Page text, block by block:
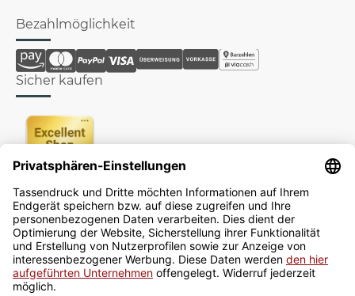
Bezahlmöglichkeit
Sicher kaufen
Newsletter